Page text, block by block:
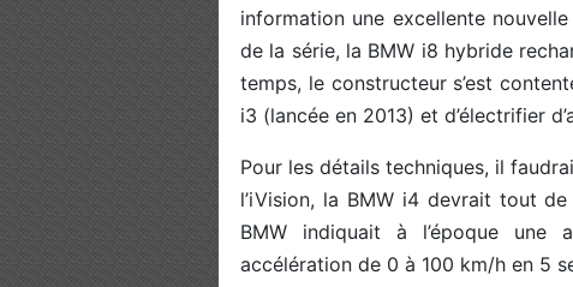
information une excellente
de la série, la BMW i8 hybride
temps, le constructeur s’est
i3 (lancée en 2013) et d’électrifier
Pour les détails techniques, il
l’iVision, la BMW i4 devrait tout
BMW indiquait à l’époque une
accélération de 0 à 100 km/h en 5